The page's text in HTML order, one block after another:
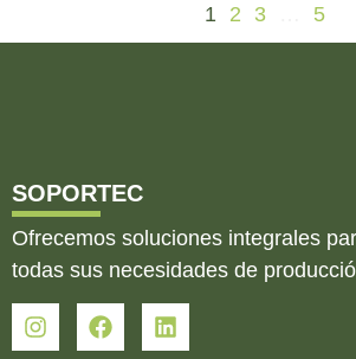
1 2 3 5
SOPORTEC
Ofrecemos soluciones integrales
todas sus necesidades de